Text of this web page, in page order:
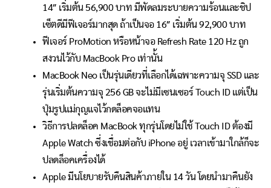
14″ เริ่มต้น 56,900 บาท มีพัดลมระบายความร้อนและชิป
เซ็ตดีมีฟีเจอร์มากสุด ถ้าเป็นจอ 16″ เริ่มต้น 92,900 บาท
ฟีเจอร์ ProMotion หรือหน้าจอ Refresh Rate 120 Hz ถูก
สงวนไว้กับ MacBook Pro เท่านั้น
MacBook Neo เป็นรุ่นเดียวที่เลือกได้เฉพาะความจุ SSD และ
รุ่นเริ่มต้นความจุ 256 GB จะไม่มีเซนเซอร์ Touch ID แต่เป็น
ปุ่มรูปแม่กุญแจไว้กดล็อคจอแทน
วิธีการปลดล็อค MacBook ทุกรุ่นโดยไม่ใช้ Touch ID ต้องมี
Apple Watch ซึ่งเชื่อมต่อกับ iPhone อยู่ เวลาเข้ามาใกล้ก็จะ
ปลดล็อคเครื่องได้
Apple มีนโยบายรับคืนสินค้าภายใน 14 วัน โดยนำมาคืนยัง